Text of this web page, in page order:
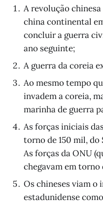
A revolução
china continental
concluir a guerra
ano seguinte;
A guerra da coreia
Ao mesmo tempo
invadem a coreia,
marinha de guerra
As forças iniciais
torno de 150 mil, do
As forças da ONU
chegavam em torno
Os chineses viam
estadunidense